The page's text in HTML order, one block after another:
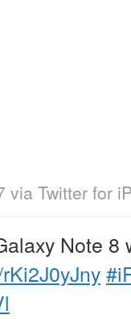
via Twitter for
Note 8